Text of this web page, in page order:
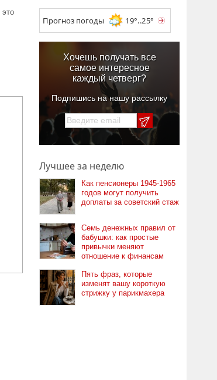
Прогноз погоды 19°..25°
Хочешь получать все
самое интересное
каждый четверг?
Подпишись на нашу рассылку
Лучшее за неделю
Как пенсионеры 1945-1965
годов могут получить
доплаты за советский стаж
Семь денежных правил от
бабушки: как простые
привычки меняют
отношение к финансам
Пять фраз, которые
изменят вашу короткую
стрижку у парикмахера